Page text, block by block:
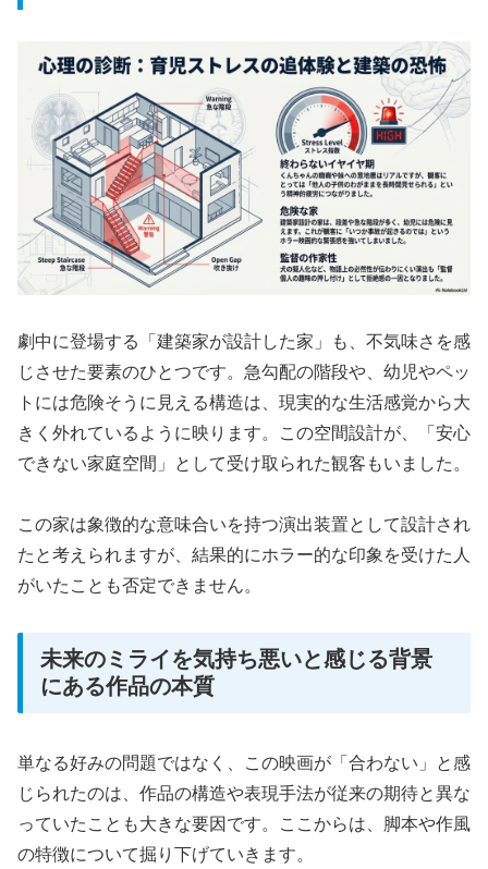
劇中に登場する「建築家が設計した家」も、不気味さを感
じさせた要素のひとつです。急勾配の階段や、幼児やペッ
トには危険そうに見える構造は、現実的な生活感覚から大
きく外れているように映ります。この空間設計が、
「安心
できない家庭空間」
として受け取られた観客もいました。
この家は象徴的な意味合いを持つ演出装置として設計され
たと考えられますが、結果的にホラー的な印象を受けた人
がいたことも否定できません。
未来のミライを気持ち悪いと感じる背景
にある作品の本質
単なる好みの問題ではなく、この映画が「合わない」と感
じられたのは、作品の構造や表現手法が従来の期待と異な
っていたことも大きな要因です。ここからは、脚本や作風
の特徴について掘り下げていきます。